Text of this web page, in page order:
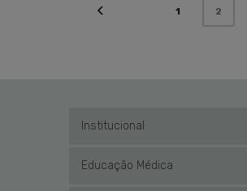
1 2
Institucional
Educação Médica